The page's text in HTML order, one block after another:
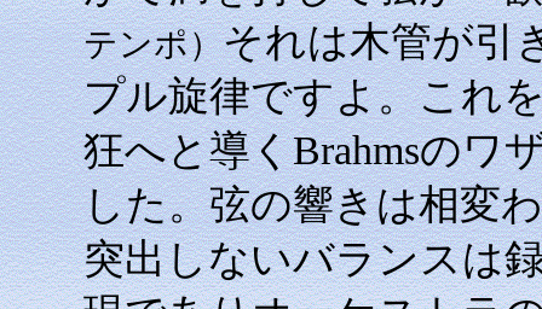
テンポ）それは木管が引
プル旋律ですよ。これ
狂へと導くBrahmsのワ
した。弦の響きは相変
突出しないバランスは